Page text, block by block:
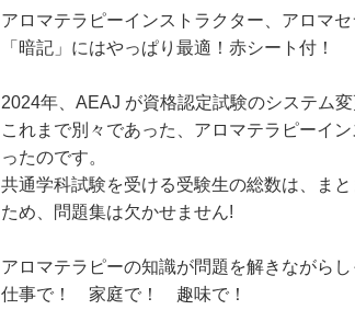
アロマテラピーインストラクター、アロマ
「暗記」にはやっぱり最適！赤シート付！
2024年、AEAJ が資格認定試験のシステム変
これまで別々であった、アロマテラピーイ
ったのです。
共通学科試験を受ける受験生の総数は、ま
ため、問題集は欠かせません!
アロマテラピーの知識が問題を解きながらし
仕事で！ 家庭で！ 趣味で！